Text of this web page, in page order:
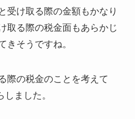
受け取る際の金額もかなり
取る際の税金面もあらかじ
きそうですね。
際の税金のことを考えて
ました。